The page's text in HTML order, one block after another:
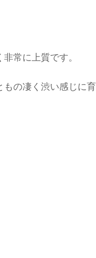
常に上質です。
もの凄く渋い感じに育